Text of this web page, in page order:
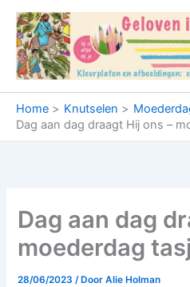
naar
inhoud
Home Knutselen
Dag aan dag draagt Hij ons –
Dag aan dag
moederdag
28/06/2023/ DoorAlie Holman